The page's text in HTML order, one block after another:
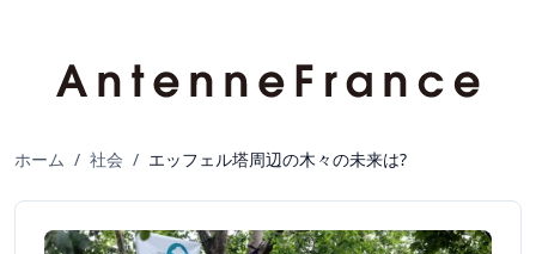
ホーム / 社会 / エッフェル塔周辺の木々の未来は?